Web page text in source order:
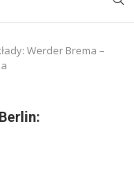
Werder Brema –